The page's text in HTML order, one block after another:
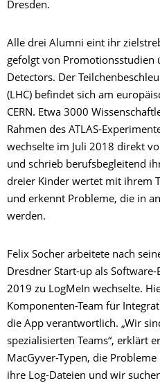
Dresden.
Alle drei Alumni eint ihr
gefolgt von Promotionsstudien
Detectors. Der
(LHC) befindet sich am
CERN. Etwa 3000
Rahmen des ATLAS-
wechselte im Juli 2018 direkt
und schrieb berufsbegleitend
dreier Kinder wertet mit ihrem
und erkennt Probleme, die in
werden.
Felix Socher arbeitete nach
Dresdner Start-up als
2019 zu LogMeIn wechselte.
Komponenten-Team für
die App verantwortlich. „Wir
spezialisierten Teams“, erklärt
MacGyver-Typen, die
ihre Log-Dateien und wir